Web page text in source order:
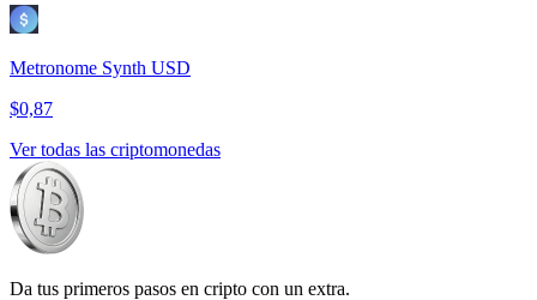
Metronome Synth USD
$0,87
Ver todas las criptomonedas
Da tus primeros pasos en cripto con un extra.